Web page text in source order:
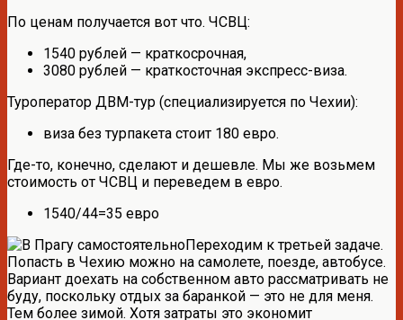
По ценам получается вот что. ЧСВЦ:
1540 рублей — краткосрочная,
3080 рублей — краткосточная экспресс-виза.
Туроператор ДВМ-тур (специализируется по Чехии):
виза без турпакета стоит 180 евро.
Где-то, конечно, сделают и дешевле. Мы же возьмем
стоимость от ЧСВЦ и переведем в евро.
1540/44=35 евро
Переходим к третьей задаче.
Попасть в Чехию можно на самолете, поезде, автобусе.
Вариант доехать на собственном авто рассматривать не
буду, поскольку отдых за баранкой — это не для меня.
Тем более зимой. Хотя затраты это экономит